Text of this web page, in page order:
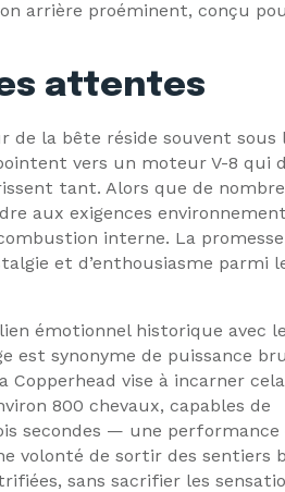
arrière proéminent, conçu
attentes
de la bête réside souvent sous
vers un moteur V-8 qui
tant. Alors que de
aux exigences
interne. La promesse
et d’enthousiasme parmi
émotionnel historique avec
est synonyme de puissance
Copperhead vise à incarner
800 chevaux, capables de
secondes — une performance
volonté de sortir des sentiers
sans sacrifier les